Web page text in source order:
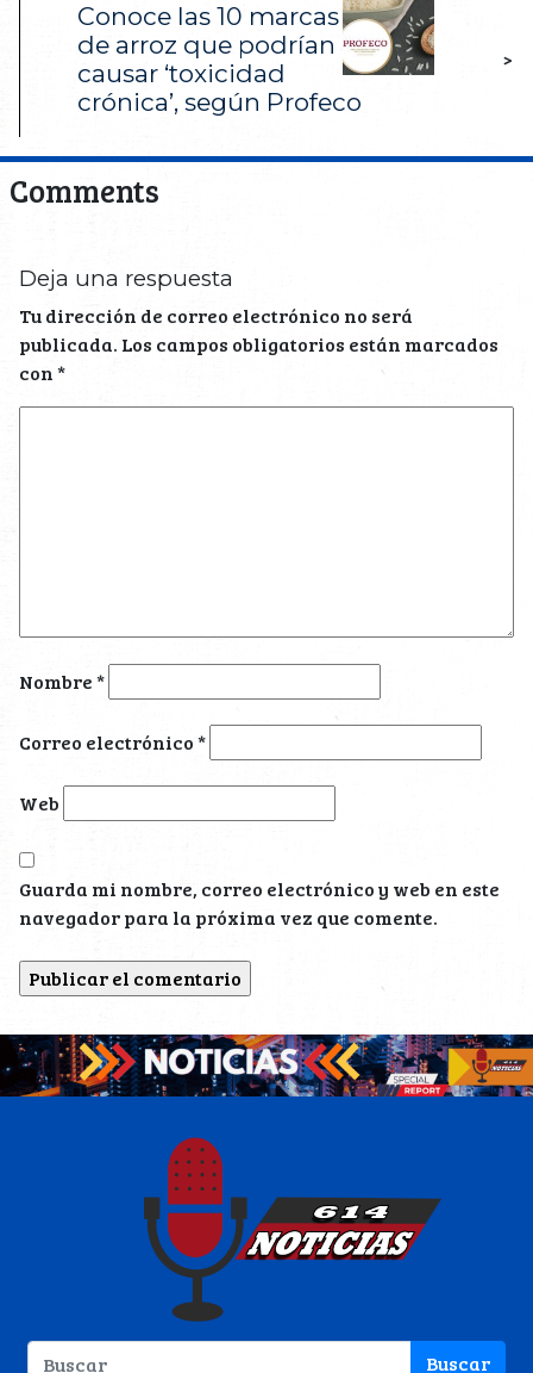
Conoce las 10 marcas
de arroz que podrían
causar ‘toxicidad
crónica’, según Profeco
>
Comments
Deja una respuesta
Tu dirección de correo electrónico no será
publicada. Los campos obligatorios están marcados
con*
Nombre*
Correo electrónico*
Web
Guarda mi nombre, correo electrónico y web en este
navegador para la próxima vez que comente.